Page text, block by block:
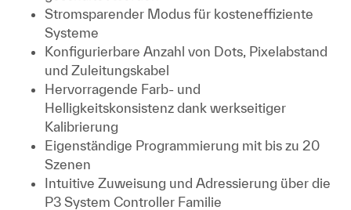
Stromsparender Modus für kosteneffiziente
Systeme
Konfigurierbare Anzahl von Dots, Pixelabstand
und Zuleitungskabel
Hervorragende Farb- und
Helligkeitskonsistenz dank werkseitiger
Kalibrierung
Eigenständige Programmierung mit bis zu 20
Szenen
Intuitive Zuweisung und Adressierung über die
P3 System Controller Familie